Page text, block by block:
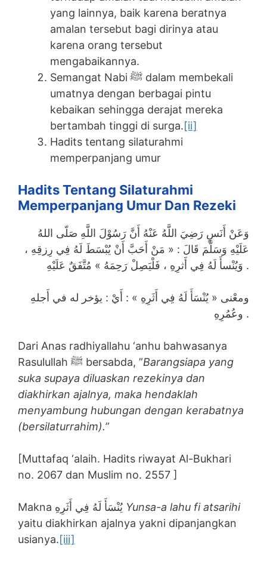
yang lainnya, baik karena beratnya
amalan tersebut bagi dirinya atau
karena orang tersebut
mengabaikannya.
Semangat Nabi ﷺ dalam membekali
umatnya dengan berbagai pintu
kebaikan sehingga derajat mereka
bertambah tinggi di surga.[ii]
Hadits tentang silaturahmi
memperpanjang umur
Hadits Tentang Silaturahmi
Memperpanjang Umur Dan Rezeki
وَعَنْ أَنَسٍ رَضِيَ اللَّهُ عَنْهُ أَنَّ رَسُوْلَ اللَّهِ صَلّى اللهُ
عَلَيْهِ وَسَلَّمَ قَالَ : « مَنْ أَحَبَّ أَنْ يُبْسَطَ لَهُ فِي رِزقِهِ ،
وَيُنْسأَ لَهُ فِي أَثرِهِ ، فَلْيَصِلْ رَحِمَهُ » مُتَّفَقٌ عَلَيْهِ .
ومعْنى « يُنْسَأَ لَهُ فِي أَثَرِهِ » : أَيْ : يؤخر له في أَجلهِ
وعُمُرِهِ .
Dari Anas radhiyallahu ‘anhu bahwasanya
Rasulullah ﷺ bersabda, ”Barangsiapa yang
suka supaya diluaskan rezekinya dan
diakhirkan ajalnya, maka hendaklah
menyambung hubungan dengan kerabatnya
(bersilaturrahim).”
[Muttafaq ‘alaih. Hadits riwayat Al-Bukhari
no. 2067 dan Muslim no. 2557 ]
Yunsa-a lahu fi atsarihi
yaitu diakhirkan ajalnya yakni dipanjangkan
usianya.[iii]